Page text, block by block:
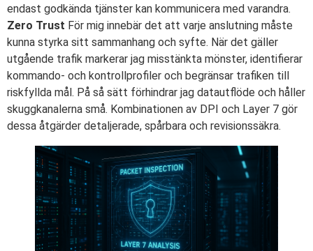
endast godkända tjänster kan kommunicera med varandra.
Zero Trust För mig innebär det att varje anslutning måste
kunna styrka sitt sammanhang och syfte. När det gäller
utgående trafik markerar jag misstänkta mönster, identifierar
kommando- och kontrollprofiler och begränsar trafiken till
riskfyllda mål. På så sätt förhindrar jag datautflöde och håller
skuggkanalerna små. Kombinationen av DPI och Layer 7 gör
dessa åtgärder detaljerade, spårbara och revisionssäkra.